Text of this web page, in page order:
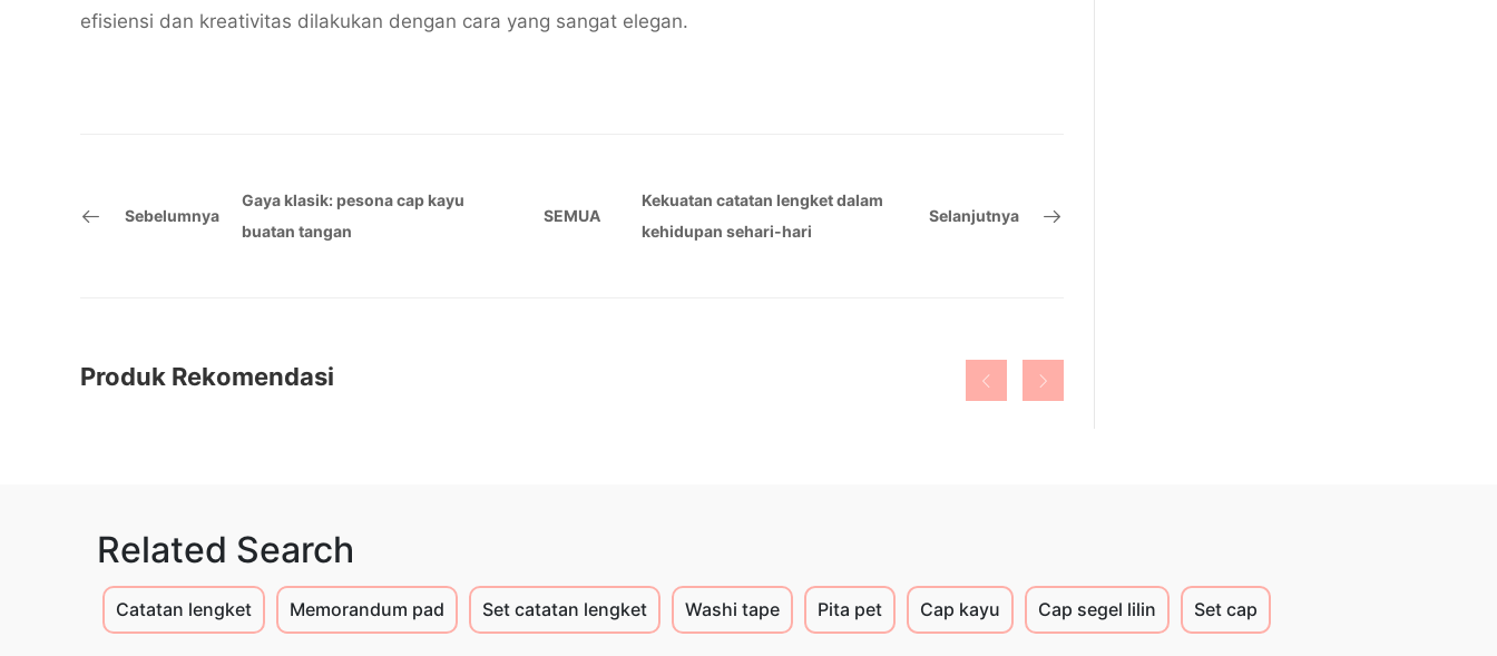
efisiensi dan kreativitas dilakukan dengan cara yang sangat elegan.
Sebelumnya
Gaya klasik: pesona cap kayu
buatan tangan
SEMUA
Kekuatan catatan lengket dalam
kehidupan sehari-hari
Selanjutnya
Produk Rekomendasi
Related Search
Catatan lengket Memorandum pad Set catatan lengket Washi tape Pita pet Cap kayu Cap segel lilin Set cap